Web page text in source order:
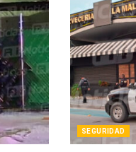
SEGURIDAD